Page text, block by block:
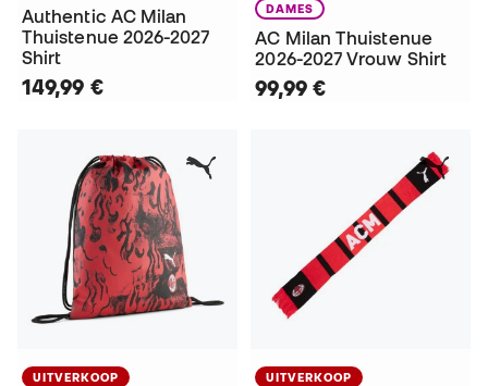
Authentic AC Milan
Thuistenue 2026-2027
Shirt
149,99 €
DAMES
AC Milan Thuistenue
2026-2027 Vrouw Shirt
99,99 €
UITVERKOOP UITVERKOOP